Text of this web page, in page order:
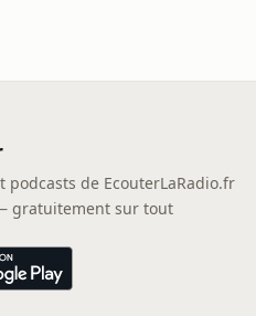
podcasts de EcouterLaRadio.fr
gratuitement sur tout